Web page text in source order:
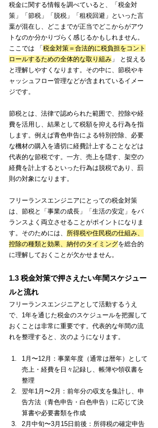
税金に関する情報を調べていると、「税金対
策」「節税」「脱税」「租税回避」といった言
葉が混在し、どこまでが正当でどこからがアウ
トなのか分かりづらく感じるかもしれません。
ここでは 「税金対策＝合法的に税負担をコント
ロールするための全体的な取り組み 」 と捉える
と理解しやすくなります。その中に、節税やキ
ャッシュフロー管理などが含まれているイメー
ジです。
節税とは、法律で認められた範囲で、控除や経
費を活用し、結果として税額を抑える行為を指
します。例えば青色申告による特別控除、必要
な機材の購入を適切に経費計上することなどは
代表的な節税です。一方、売上を隠す、架空の
経費を計上するといった行為は脱税であり、罰
則の対象になります。
フリーランスエンジニアにとっての税金対策
は、節税と「事業の成長」「生活の安定」をバ
ランスよく両立させることがポイントになりま
す。そのためには、 所得税や住民税の仕組み、
控除の種類と効果、納付のタイミングを総合的
に理解しておくことが欠かせません。
1.3 税金対策で押さえたい年間スケジュー
ルと流れ
フリーランスエンジニアとして活動するうえ
で、1年を通じた税金のスケジュールを把握して
おくことは非常に重要です。代表的な年間の流
れを整理すると、次のようになります。
1月〜12月：事業年度（通常は暦年）として
売上・経費を日々記録し、帳簿や領収書を
整理
翌年1月〜2月：前年分の収支を集計し、申
告方法（青色申告・白色申告）に応じて決
算書や必要書類を作成
2月中旬〜3月15日前後：所得税の確定申告